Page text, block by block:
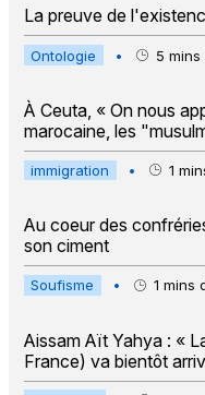
La preuve de
Ontologie • 5 mins
À Ceuta, « On nous
marocaine, les
immigration • 1
Au coeur des
son ciment
Soufisme • 1 mins
Aissam Aït Yahya : «
France) va bientôt